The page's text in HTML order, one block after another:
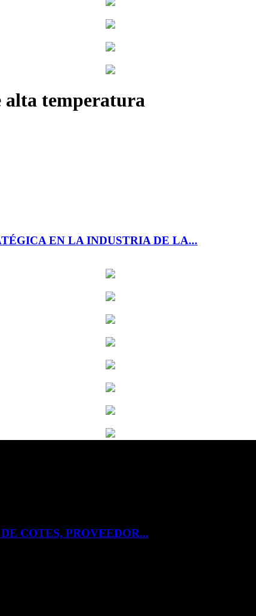
alta temperatura
EN LA INDUSTRIA DE LA...
COTES, PROVEEDOR...